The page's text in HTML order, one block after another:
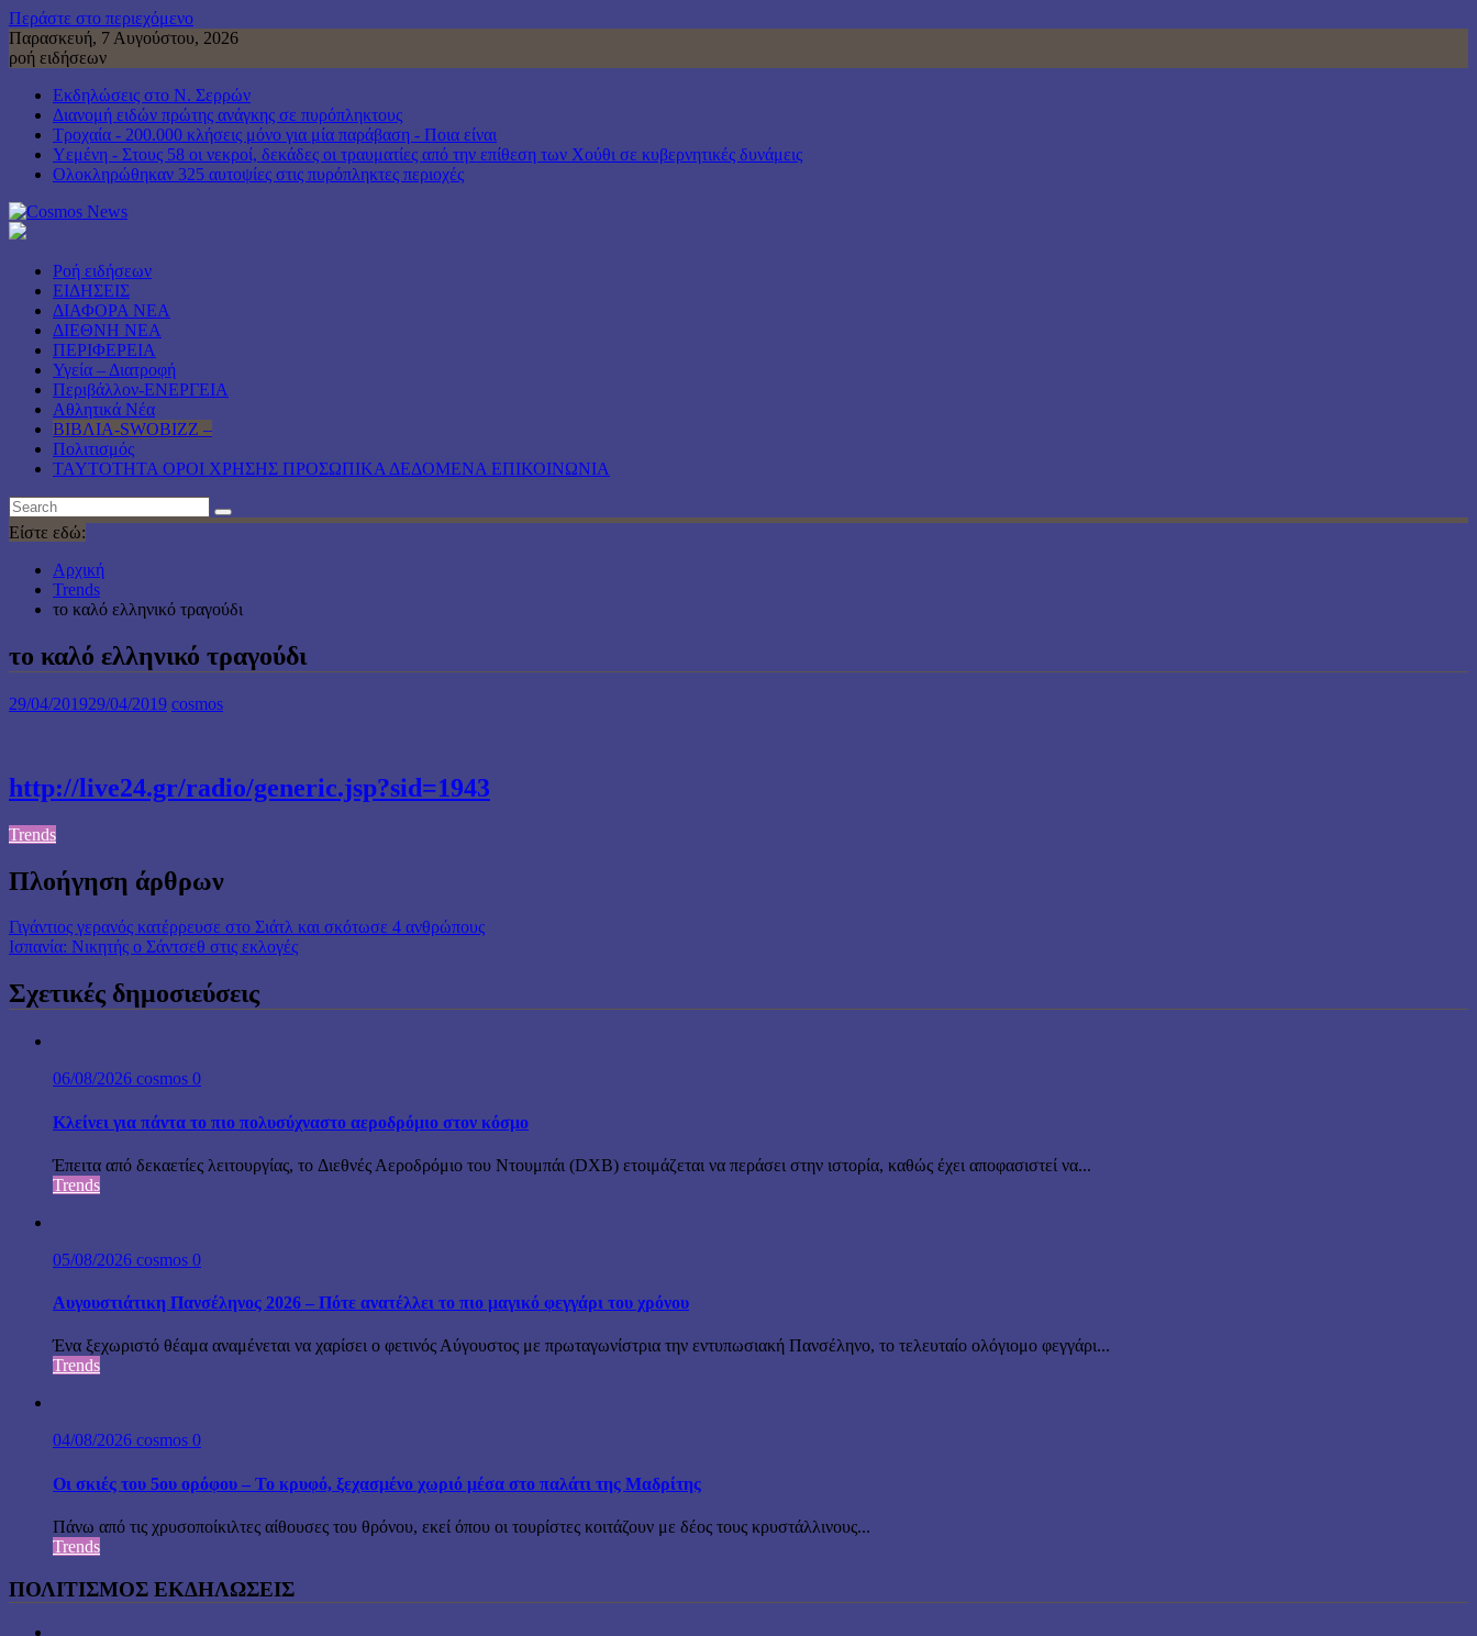
Περάστε στο περιεχόμενο
Παρασκευή, 7 Αυγούστου, 2026
ροή ειδήσεων
Εκδηλώσεις στο Ν. Σερρών
Διανομή ειδών πρώτης ανάγκης σε πυρόπληκτους
Τροχαία - 200.000 κλήσεις μόνο για μία παράβαση - Ποια είναι
Υεμένη - Στους 58 οι νεκροί, δεκάδες οι τραυματίες από την επίθεση των Χούθι σε κυβερνητικές δυνάμεις
Ολοκληρώθηκαν 325 αυτοψίες στις πυρόπληκτες περιοχές
Ροή ειδήσεων
ΕΙΔΗΣΕΙΣ
ΔΙΑΦΟΡΑ ΝΕΑ
ΔΙΕΘΝΗ ΝΕΑ
ΠΕΡΙΦΕΡΕΙΑ
Υγεία – Διατροφή
Περιβάλλον-ΕΝΕΡΓΕΙΑ
Αθλητικά Νέα
ΒΙΒΛΙΑ-SWOBIZZ –
Πολιτισμός
TAYTOTHTA ΟΡΟΙ ΧΡΗΣΗΣ ΠΡΟΣΩΠΙΚΑ ΔΕΔΟΜΕΝΑ ΕΠΙΚΟΙΝΩΝΙΑ
Είστε εδώ:
Αρχική
Trends
το καλό ελληνικό τραγούδι
το καλό ελληνικό τραγούδι
29/04/201929/04/2019 cosmos
http://live24.gr/radio/generic.jsp?sid=1943
Trends
Πλοήγηση άρθρων
Γιγάντιος γερανός κατέρρευσε στο Σιάτλ και σκότωσε 4 ανθρώπους
Ισπανία: Νικητής ο Σάντσεθ στις εκλογές
Σχετικές δημοσιεύσεις
06/08/2026 cosmos 0
Κλείνει για πάντα το πιο πολυσύχναστο αεροδρόμιο στον κόσμο
Έπειτα από δεκαετίες λειτουργίας, το Διεθνές Αεροδρόμιο του Ντουμπάι (DXB) ετοιμάζεται να περάσει στην ιστορία, καθώς έχει αποφασιστεί να...
Trends
05/08/2026 cosmos 0
Αυγουστιάτικη Πανσέληνος 2026 – Πότε ανατέλλει το πιο μαγικό φεγγάρι του χρόνου
Ένα ξεχωριστό θέαμα αναμένεται να χαρίσει ο φετινός Αύγουστος με πρωταγωνίστρια την εντυπωσιακή Πανσέληνο, το τελευταίο ολόγιομο φεγγάρι...
Trends
04/08/2026 cosmos 0
Οι σκιές του 5ου ορόφου – Το κρυφό, ξεχασμένο χωριό μέσα στο παλάτι της Μαδρίτης
Πάνω από τις χρυσοποίκιλτες αίθουσες του θρόνου, εκεί όπου οι τουρίστες κοιτάζουν με δέος τους κρυστάλλινους...
Trends
ΠΟΛΙΤΙΣΜΟΣ ΕΚΔΗΛΩΣΕΙΣ